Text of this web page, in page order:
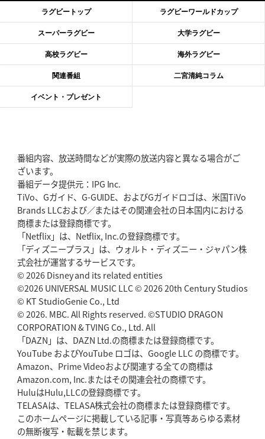
滑川剛人レフリー、早過ぎる引退「27年W杯の主審、遠のいた夢」
2026年6月11日(木)更新
神戸、リーグワン初優勝の道のりデイブ・レニーHCの功績と財産
2026年6月4日(木)更新
“泣き虫先生”こと山口良治氏死去「信は力なり」骨太の教育方針
2026年5月21日(木)更新
狭山RG、ライチェル海遥スタッフ入り
ッション
2026年5月14日(木)更新
神戸、1位通過の立役者レタリック
「悲運の闘将」宮地克実氏死去 熱血指導で埼玉WKの基礎築く
2026年4月30日(木)更新
BR東京、「ユニバーサルデー」の意義「特別からノーマルへ」が最終
ゴール
2026年4月23日(木)更新
元代表ラピース、今季限りで引退「クボタは10年いた自分のホーム」
2026年4月16日(木)更新
BL東京「強化拠点」を「共有財産」に新クラブハウスは「皆に開かれ
た空間」
ラグビートップ ラグビーワールドカップ
スーパーラグビー 大学ラグビー
高校ラグビー 海外ラグビー
関連番組 二宮清純コラム
イベント・プレゼント
番組内容、放送時間などが実際の放送内容と異なる場合がご
ざいます。
番組データ提供元：IPG Inc.
TiVo、Gガイド、G-GUIDE、およびGガイドロゴは、米国TiVo
Brands LLCおよび／またはその関連会社の日本国内における
商標または登録商標です。
「Netflix」は、Netflix, Inc.の登録商標です。
「ディズニープラス」は、ウォルト・ディズニー・ジャパン株
式会社が運営するサービスです。
© 2026 Disney and its related entities
©2026 UNIVERSAL MUSIC LLC © 2026 20th Century Studios
© KT StudioGenie Co., Ltd
© 2026. MBC. All Rights reserved. ©STUDIO DRAGON
CORPORATION & TVING Co., Ltd. All
「DAZN」は、DAZN Ltd.の商標または登録商標です。
YouTube およびYouTube ロゴは、Google LLC の商標です。
Amazon、Prime Videoおよび関連する全ての商標は
Amazon.com, Inc.またはその関連会社の商標です。
HuluはHulu,LLCの登録商標です。
TELASAは、TELASA株式会社の商標または登録商標です。
このホームページに掲載している記事・写真等あらゆる素材
の無断複写・転載を禁じます。